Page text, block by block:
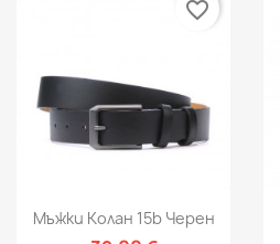
Мъжки Колан 15b Черен
favorite_border